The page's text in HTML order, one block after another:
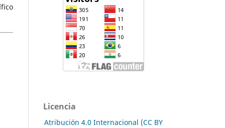
Licencia
Atribución 4.0 Internacional (CC BY